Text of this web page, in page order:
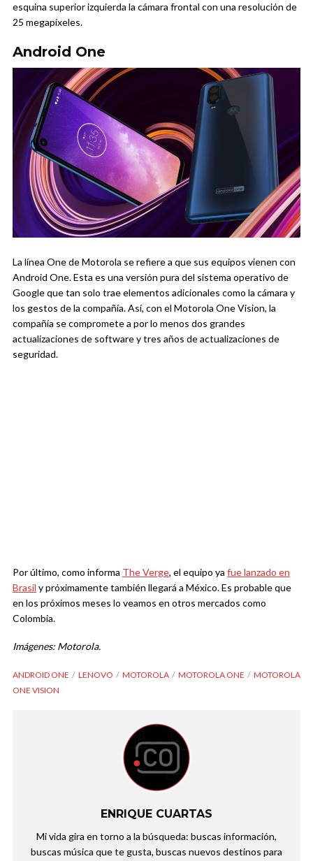
esquina superior izquierda la cámara frontal con una resolución de
25 megapíxeles.
Android One
La línea One de Motorola se refiere a que sus equipos vienen con
Android One. Esta es una versión pura del sistema operativo de
Google que tan solo trae elementos adicionales como la cámara y
los gestos de la compañía. Así, con el Motorola One Vision, la
compañía se compromete a por lo menos dos grandes
actualizaciones de software y tres años de actualizaciones de
seguridad.
Por último, como informa The Verge, el equipo ya fue lanzado en
Brasil y próximamente también llegará a México. Es probable que
en los próximos meses lo veamos en otros mercados como
Colombia.
Imágenes: Motorola.
ANDROID ONE LENOVO MOTOROLA MOTOROLA ONE
MOTOROLA
ONE VISION
ENRIQUE CUARTAS
Mi vida gira en torno a la búsqueda: buscas información,
buscas música que te gusta, buscas nuevos destinos para